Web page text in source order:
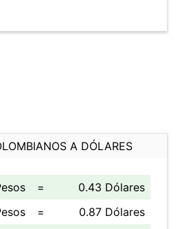
A DÓLARES
=
0.43 Dólares
=
0.87 Dólares